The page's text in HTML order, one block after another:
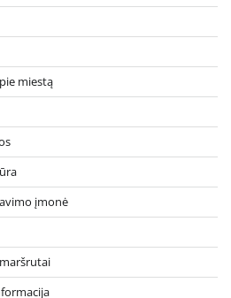
miestą
įmonė